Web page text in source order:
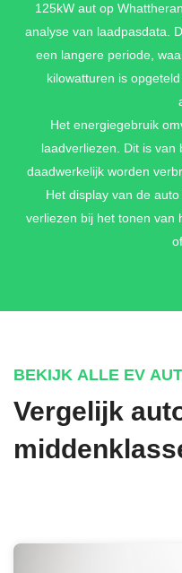
LUCID
META
ATLAS
€
ECOTRONIC
GRAVITY
125kW aut op
analyse van laadpasdata.
een langere periode,
kilowatturen is
Het energiegebruik
laadverliezen. Dit is
daadwerkelijk worden
Het display van de
verliezen bij het tonen van
BEKIJK ALLE EV
Vergelijk auto's in het SUV